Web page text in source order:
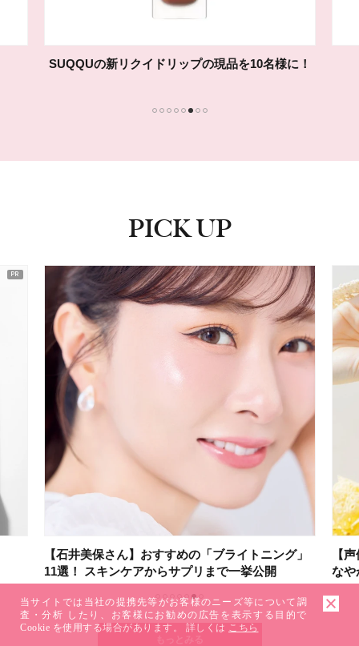
PICK UP
ん】おすすめの「ブライトニング」
ケアからサプリまで一挙公開
【声優・小倉 唯さん】
なやかな身体づくりの
1234567
当サイトでは当社の提携先等がお客様のニーズ等について調
査・分析 したり、お客様にお勧めの広告を表示する目的で
Cookie を使用する場合があります。 詳しくは こちら